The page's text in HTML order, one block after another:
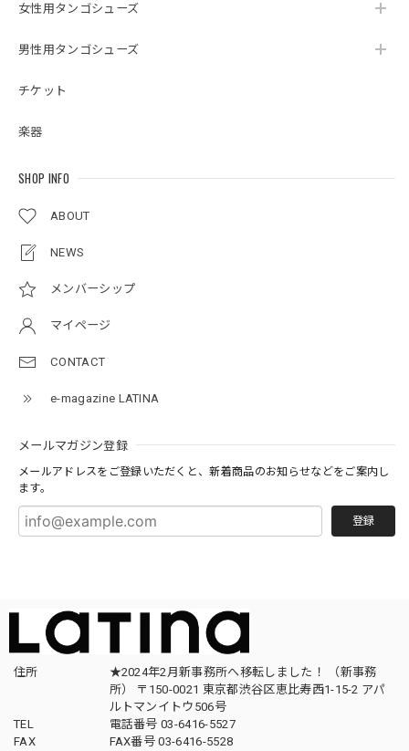
女性用タンゴシューズ
男性用タンゴシューズ
チケット
楽器
SHOP INFO
ABOUT
NEWS
メンバーシップ
マイページ
CONTACT
e-magazine LATINA
メールマガジン登録
メールアドレスをご登録いただくと、新着商品のお知らせなどをご案内し
ます。
登録
住所
★2024年2月新事務所へ移転しました！ （新事務
所） 〒150-0021 東京都渋谷区恵比寿西1-15-2 アパ
ルトマンイトウ506号
TEL
電話番号 03-6416-5527
FAX
FAX番号 03-6416-5528